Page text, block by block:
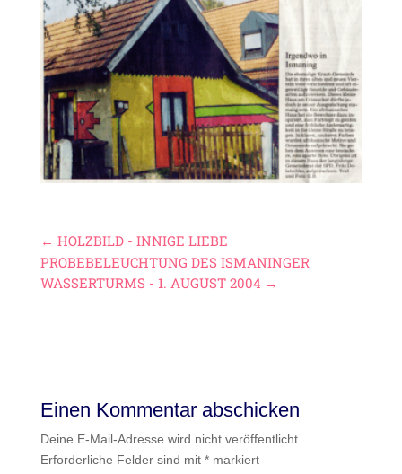
← HOLZBILD - INNIGE LIEBE
PROBEBELEUCHTUNG DES ISMANINGER
WASSERTURMS - 1. AUGUST 2004 →
Einen Kommentar abschicken
Deine E-Mail-Adresse wird nicht veröffentlicht.
Erforderliche Felder sind mit *markiert